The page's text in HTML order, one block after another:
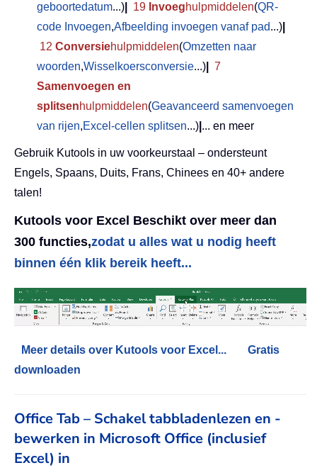
geboortedatum...) 19 Invoeghulpmiddelen(QR-
code Invoegen,Afbeelding invoegen vanaf pad...)
12 Conversiehulpmiddelen(Omzetten naar
woorden,Wisselkoersconversie...)
7
Samenvoegen en
splitsenhulpmiddelen(Geavanceerd samenvoegen
van rijen,Excel-cellen splitsen...) ... en meer
Gebruik Kutools in uw voorkeurstaal – ondersteunt
Engels, Spaans, Duits, Frans, Chinees en 40+ andere
talen!
Kutools voor Excel Beschikt over meer dan
300 functies,zodat u alles wat u nodig heeft
binnen één klik bereik heeft...
Meer details over Kutools voor Excel...
Gratis
downloaden
Office Tab – Schakel tabbladenlezen en -
bewerken in Microsoft Office (inclusief
Excel) in